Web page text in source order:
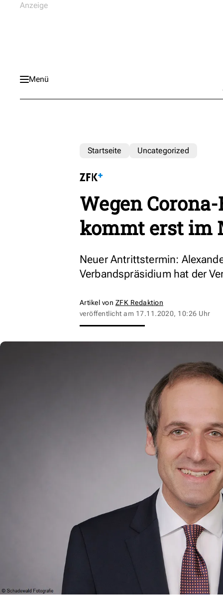
Menü
Startseite Uncategorized
Wegen
kommt erst im
Neuer Antrittstermin:
Verbandspräsidium hat der
Artikel von ZFK Redaktion
veröffentlicht am 17.11.2020, 10:26 Uhr